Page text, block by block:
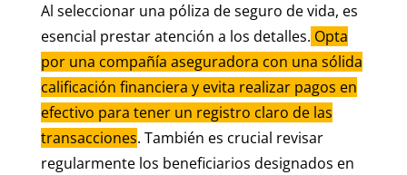
Al seleccionar una póliza de seguro de vida, es
esencial prestar atención a los detalles. Opta
por una compañía aseguradora con una sólida
calificación financiera y evita realizar pagos en
efectivo para tener un registro claro de las
transacciones. También es crucial revisar
regularmente los beneficiarios designados en